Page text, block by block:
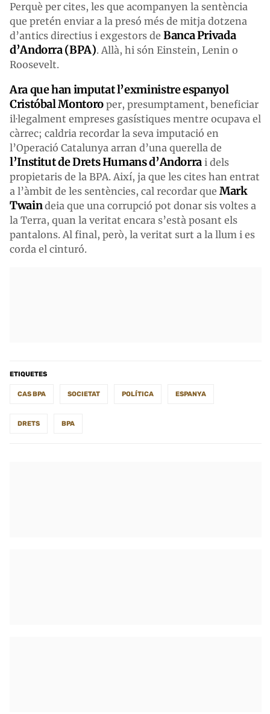
Perquè per cites, les que acompanyen la sentència
que pretén enviar a la presó més de mitja dotzena
d’antics directius i exgestors de Banca Privada
d’Andorra (BPA). Allà, hi són Einstein, Lenin o
Roosevelt.
Ara que han imputat l’exministre espanyol
Cristóbal Montoroper, presumptament, beneficiar
il·legalment empreses gasístiques mentre ocupava el
càrrec; caldria recordar la seva imputació en
l’Operació Catalunya arran d’una querella de
l’Institut de Drets Humans d’Andorra i dels
propietaris de la BPA. Així, ja que les cites han entrat
a l’àmbit de les sentències, cal recordar que Mark
Twaindeia que una corrupció pot donar sis voltes a
la Terra, quan la veritat encara s’està posant els
pantalons. Al final, però, la veritat surt a la llum i es
corda el cinturó.
ETIQUETES
CAS BPA SOCIETAT POLÍTICA ESPANYA
DRETS BPA